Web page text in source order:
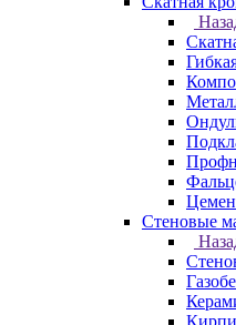
Стеновые